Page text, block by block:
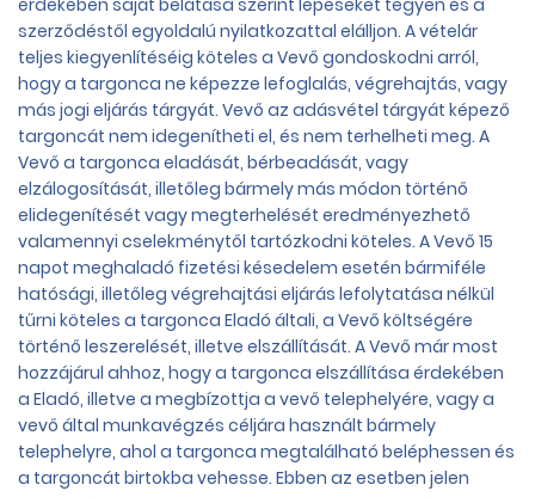
érdekében saját belátása szerint lépéseket tegyen és a
szerződéstől egyoldalú nyilatkozattal elálljon. A vételár
teljes kiegyenlítéséig köteles a Vevő gondoskodni arról,
hogy a targonca ne képezze lefoglalás, végrehajtás, vagy
más jogi eljárás tárgyát. Vevő az adásvétel tárgyát képező
targoncát nem idegenítheti el, és nem terhelheti meg. A
Vevő a targonca eladását, bérbeadását, vagy
elzálogosítását, illetőleg bármely más módon történő
elidegenítését vagy megterhelését eredményezhető
valamennyi cselekménytől tartózkodni köteles. A Vevő 15
napot meghaladó fizetési késedelem esetén bármiféle
hatósági, illetőleg végrehajtási eljárás lefolytatása nélkül
tűrni köteles a targonca Eladó általi, a Vevő költségére
történő leszerelését, illetve elszállítását. A Vevő már most
hozzájárul ahhoz, hogy a targonca elszállítása érdekében
a Eladó, illetve a megbízottja a vevő telephelyére, vagy a
vevő által munkavégzés céljára használt bármely
telephelyre, ahol a targonca megtalálható beléphessen és
a targoncát birtokba vehesse. Ebben az esetben jelen